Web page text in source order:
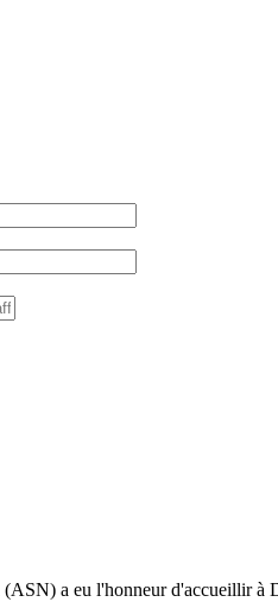
a eu l'honneur d'accueillir à